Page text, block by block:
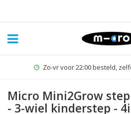
Zo-vr voor 22:00 besteld,
Micro Mini2Grow step
- 3-wiel kinderstep -